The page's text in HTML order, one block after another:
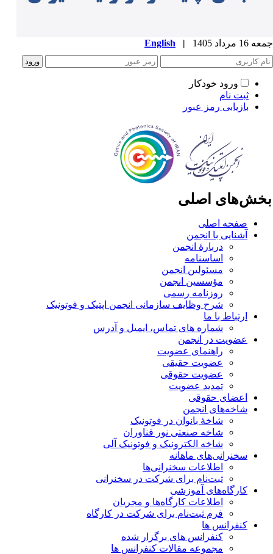
مرداد 1405 |
English
ورود خودکار
ثبت نام
بازیابی رمز عبور
اصلی
صفحه اصلی
آشنایی با انجمن
دربارۀ انجمن
اساسنامه
مسئولین انجمن
مؤسسین انجمن
روزنامه رسمی
شرح وظایف سازمانی انجمن اپتیک و فوتونیک
ارتباط با ما
شماره های تماس، ایمیل و آدرس
عضویت در انجمن
راهنمای عضویت
عضویت حقیقی
عضویت حقوقی
تمدید عضویت
اعضای حقوقی
شاخه‌های انجمن
شاخۀ بانوان در فوتونیک
شاخه صنعتی نور فناوران
شاخه‌ الکترونیک و فوتونیک آلی
سخنرانی‌های ماهانه
اطلاعات سخنرانی‌‌ها
ثبت‌نام برای شرکت در سخنرانی
کارگاه‌های آموزشی
اطلاعات کارگاه‌ها و مجریان
فرم ثبت‌نام برای شرکت در کارگاه
کنفرانس ها
کنفرانس های برگزار شده
مجموعه مقالات کنفرانس ها